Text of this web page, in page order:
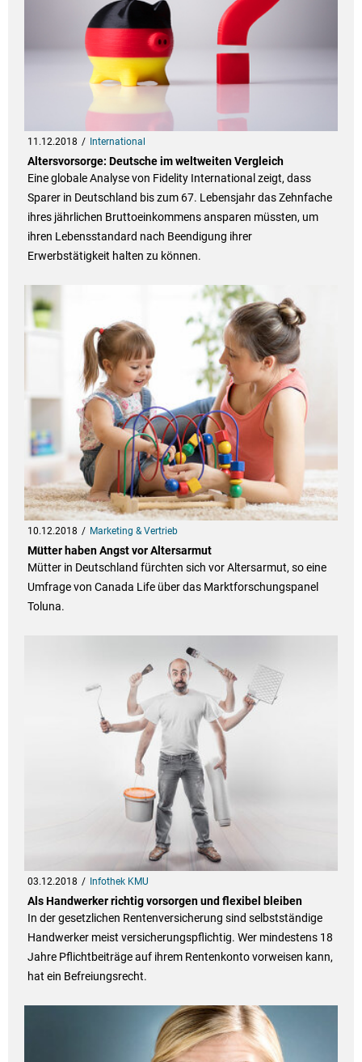
11.12.2018 International
Altersvorsorge: Deutsche im weltweiten Vergleich
Eine globale Analyse von Fidelity International zeigt, dass
Sparer in Deutschland bis zum 67. Lebensjahr das Zehnfache
ihres jährlichen Bruttoeinkommens ansparen müssten, um
ihren Lebensstandard nach Beendigung ihrer
Erwerbstätigkeit halten zu können.
10.12.2018 Marketing & Vertrieb
Mütter haben Angst vor Altersarmut
Mütter in Deutschland fürchten sich vor Altersarmut, so eine
Umfrage von Canada Life über das Marktforschungspanel
Toluna.
03.12.2018 Infothek KMU
Als Handwerker richtig vorsorgen und flexibel bleiben
In der gesetzlichen Rentenversicherung sind selbstständige
Handwerker meist versicherungspflichtig. Wer mindestens 18
Jahre Pflichtbeiträge auf ihrem Rentenkonto vorweisen kann,
hat ein Befreiungsrecht.